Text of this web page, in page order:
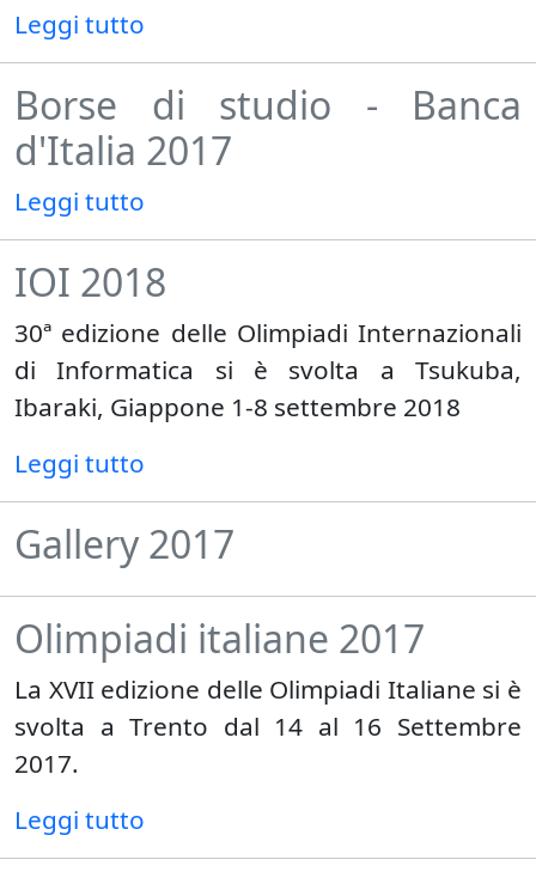
Leggi tutto
Borse di studio - Banca
d'Italia 2017
Leggi tutto
IOI 2018
30ª edizione delle Olimpiadi Internazionali
di Informatica si è svolta a Tsukuba,
Ibaraki, Giappone 1-8 settembre 2018
Leggi tutto
Gallery 2017
Olimpiadi italiane 2017
La XVII edizione delle Olimpiadi Italiane si è
svolta a Trento dal 14 al 16 Settembre
2017.
Leggi tutto